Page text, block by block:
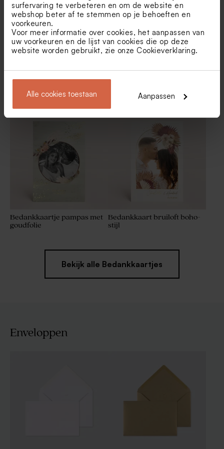
surfervaring te verbeteren en om de website en
webshop beter af te stemmen op je behoeften en
voorkeuren.
Voor meer informatie over cookies, het aanpassen van
uw voorkeuren en de lijst van cookies die op deze
website worden gebruikt, zie onze Cookieverklaring.
Alle cookies toestaan Aanpassen
groen
beige
Bedankkaartje natuurpapier
Bedankkaartje met
bloemenkrans en foto
Bedankkaartje pampas met
goudfolie
Bedankkaart bruiloft boho-
stijl
Bekijk alle Bedankkaartjes
Enveloppen